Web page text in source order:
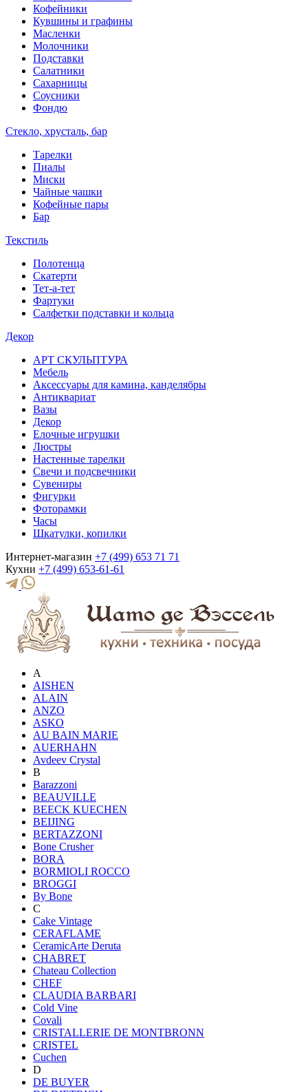
Кофейники
Кувшины и графины
Масленки
Молочники
Подставки
Салатники
Сахарницы
Соусники
Фондю
Стекло, хрусталь, бар
Тарелки
Пиалы
Миски
Чайные чашки
Кофейные пары
Бар
Текстиль
Полотенца
Скатерти
Тет-а-тет
Фартуки
Салфетки подставки и кольца
Декор
АРТ СКУЛЬПТУРА
Мебель
Аксессуары для камина, канделябры
Антиквариат
Вазы
Декор
Елочные игрушки
Люстры
Настенные тарелки
Свечи и подсвечники
Сувениры
Фигурки
Фоторамки
Часы
Шкатулки, копилки
Интернет-магазин +7 (499) 653 71 71
Кухни +7 (499) 653-61-61
A
AISHEN
ALAIN
ANZO
ASKO
AU BAIN MARIE
AUERHAHN
Avdeev Crystal
B
Barazzoni
BEAUVILLE
BEECK KUECHEN
BEIJING
BERTAZZONI
Bone Crusher
BORA
BORMIOLI ROCCO
BROGGI
By Bone
C
Cake Vintage
CERAFLAME
CeramicArte Deruta
CHABRET
Chateau Collection
CHEF
CLAUDIA BARBARI
Cold Vine
Covali
CRISTALLERIE DE MONTBRONN
CRISTEL
Cuchen
D
DE BUYER